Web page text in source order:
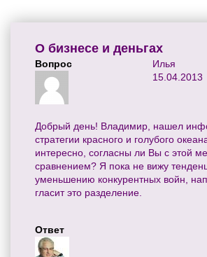
О бизнесе и деньгах
Вопрос
Илья
15.04.2013
Добрый день! Владимир, нашел
стратегии красного и голубого
интересно, согласны ли Вы с этой
сравнением? Я пока не вижу
уменьшению конкурентных войн,
гласит это разделение.
Ответ